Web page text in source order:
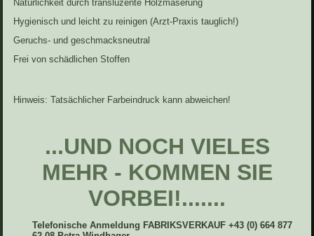
Natürlichkeit durch transluzente Holzmaserung
Hygienisch und leicht zu reinigen (Arzt-Praxis tauglich!)
Geruchs- und geschmacksneutral
Frei von schädlichen Stoffen
Hinweis: Tatsächlicher Farbeindruck kann abweichen!
...UND NOCH VIELES
MEHR - KOMMEN SIE
VORBEI!.......
Telefonische Anmeldung FABRIKSVERKAUF +43 (0) 664 877